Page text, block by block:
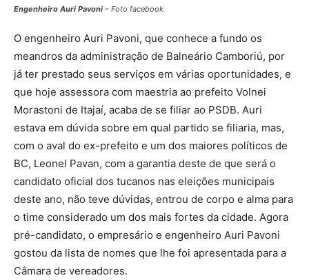
Engenheiro Auri Pavoni – Foto facebook
O engenheiro Auri Pavoni, que conhece a fundo os
meandros da administração de Balneário Camboriú, por
já ter prestado seus serviços em várias oportunidades, e
que hoje assessora com maestria ao prefeito Volnei
Morastoni de Itajaí, acaba de se filiar ao PSDB. Auri
estava em dúvida sobre em qual partido se filiaria, mas,
com o aval do ex-prefeito e um dos maiores políticos de
BC, Leonel Pavan, com a garantia deste de que será o
candidato oficial dos tucanos nas eleições municipais
deste ano, não teve dúvidas, entrou de corpo e alma para
o time considerado um dos mais fortes da cidade. Agora
pré-candidato, o empresário e engenheiro Auri Pavoni
gostou da lista de nomes que lhe foi apresentada para a
Câmara de vereadores.